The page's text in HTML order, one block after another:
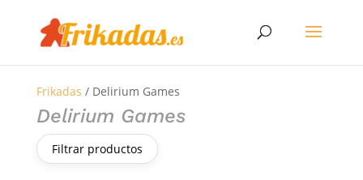
Frikadas / Delirium Games
Delirium Games
Filtrar productos